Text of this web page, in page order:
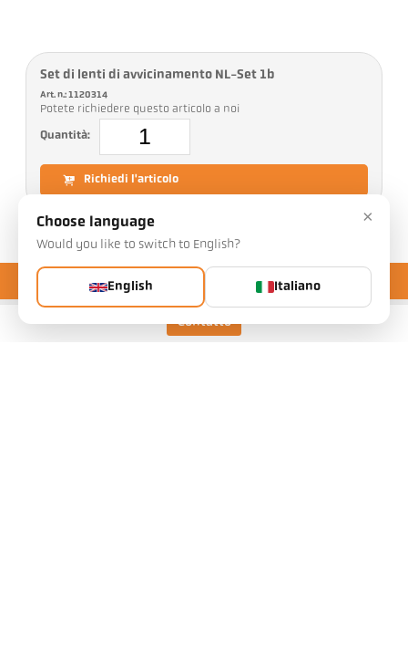
Contatto
Set di lenti di avvicinamento NL-Set 1b
Art. n.: 1120314
Potete richiedere questo articolo a noi
Quantità:
Richiedi l'articolo
×
Choose language
Would you like to switch to English?
English Italiano